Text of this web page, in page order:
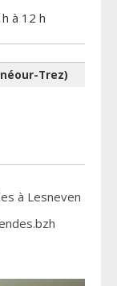
à 12 h
Trez)
à Lesneven